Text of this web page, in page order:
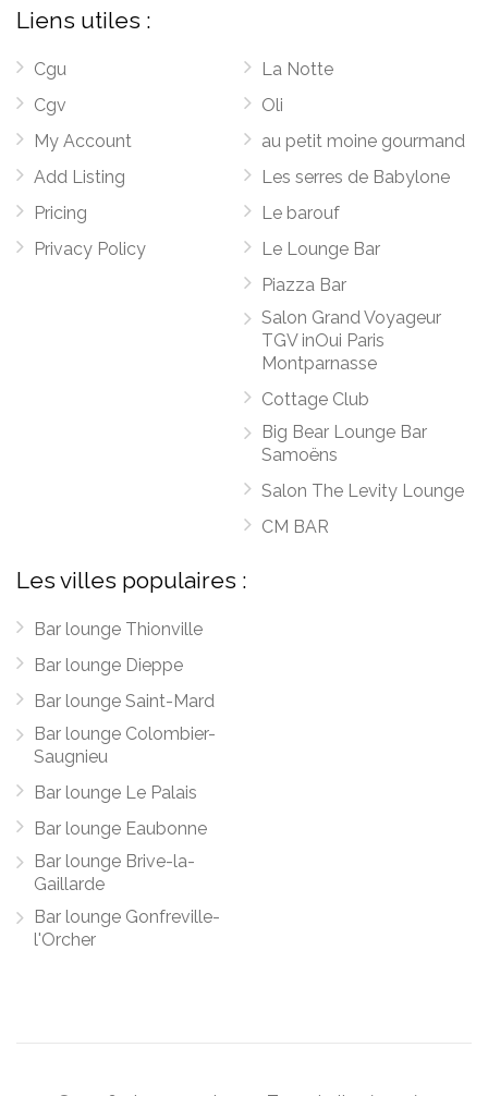
Liens utiles :
Cgu
Cgv
My Account
Add Listing
Pricing
Privacy Policy
La Notte
Oli
au petit moine gourmand
Les serres de Babylone
Le barouf
Le Lounge Bar
Piazza Bar
Salon Grand Voyageur
TGV inOui Paris
Montparnasse
Cottage Club
Big Bear Lounge Bar
Samoëns
Salon The Levity Lounge
CM BAR
Les villes populaires :
Bar lounge Thionville
Bar lounge Dieppe
Bar lounge Saint-Mard
Bar lounge Colombier-
Saugnieu
Bar lounge Le Palais
Bar lounge Eaubonne
Bar lounge Brive-la-
Gaillarde
Bar lounge Gonfreville-
l'Orcher